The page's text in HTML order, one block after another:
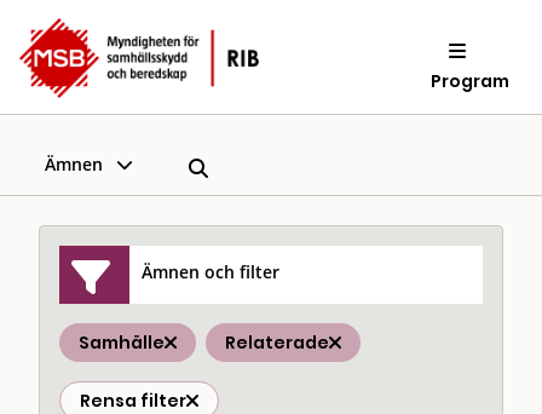
Program
Ämnen
Ämnen och filter
Samhälle Relaterade
Rensa filter